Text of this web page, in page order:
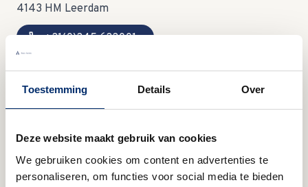
Toestemming Details Over
Deze website maakt gebruik van cookies
We gebruiken cookies om content en advertenties te
personaliseren, om functies voor social media te bieden
4143 HM Leerdam
call +31(0)345 633001
mail info@annaservies.nl
Openingstijden
gesloten
WO:
09:00 - 12:30 uur